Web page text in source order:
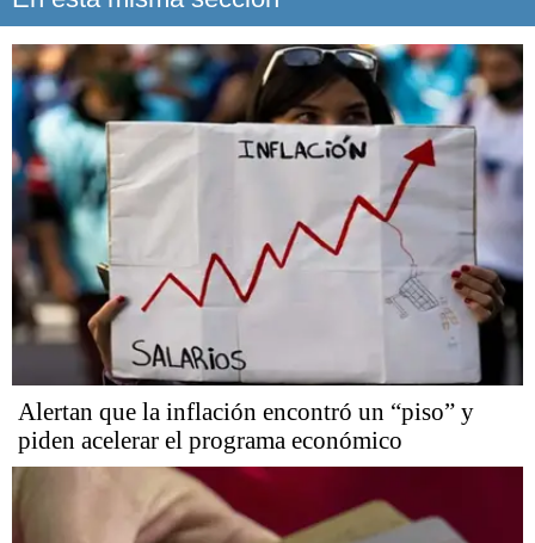
Alertan que la inflación encontró un “piso” y
piden acelerar el programa económico